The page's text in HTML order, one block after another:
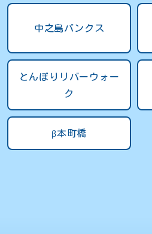
中之島バンクス
とんぼりリバーウォー
ク
β本町橋